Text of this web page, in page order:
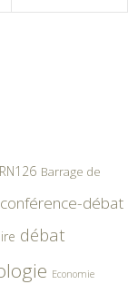
Barrage de
conférence-débat
débat
Economie